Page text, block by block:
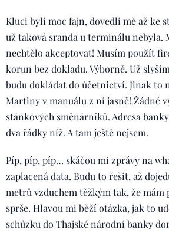
Kluci byli moc fajn, dovedli mě až ke
už taková sranda u terminálu nebyla.
nechtělo akceptovat! Musím použít
korun bez dokladu. Výborně. Už
budu dokládat do účetnictví. Jinak to
Martiny v manuálu z ní jasně! Žádné
stánkových směnárníků. Adresa
dva řádky níž. A tam ještě nejsem.
Píp, píp, píp… skáčou mi zprávy na
zaplacená data. Budu to řešit, až
metrů vzduchem těžkým tak, že mám
sprše. Hlavou mi běží otázka, jak to
schůzku do Thajské národní banky